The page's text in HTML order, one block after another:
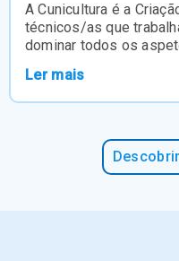
A Cunicultura é a
técnicos/as que
dominar todos os
Ler mais